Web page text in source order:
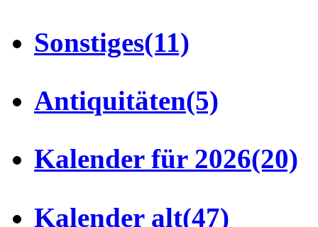
Sonstiges(11)
Antiquitäten(5)
Kalender für 2026(20)
Kalender alt(47)